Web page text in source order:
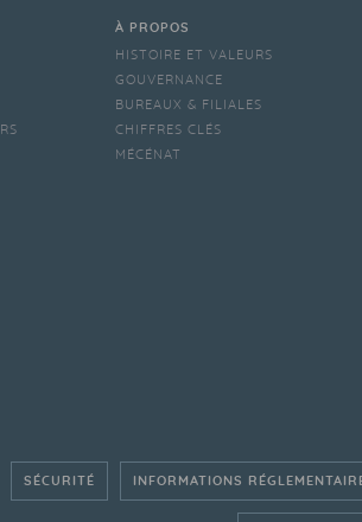
À PROPOS
HISTOIRE ET VALEURS
GOUVERNANCE
BUREAUX & FILIALES
CHIFFRES CLÉS
MÉCÉNAT
SÉCURITÉ INFORMATIONS